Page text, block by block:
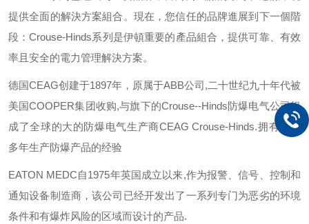
提供全面的解決方案組合。現在，您信任的品牌進展到下一個階
段：Crouse-Hinds系列是伊頓重要的產品組合，提供可靠、有效
率且安全的電力管理解決方案。
德国CEAG创建于1897年，原属于ABB公司,二十世纪九十年代被
美国COOPER集团收购,与旗下的Crouse--Hinds防爆电气公司组
成了全球的大的防爆电气生产商CEAG Crouse-Hinds.拥有一百
多年生产防爆产品的经验
EATON MEDC自1975年英国成立以来,作为报警、信号、控制和
通知设备制造商，该公司已经开发出了一系列专门为恶劣的环境
条件和有爆炸风险的区域而设计的产品.